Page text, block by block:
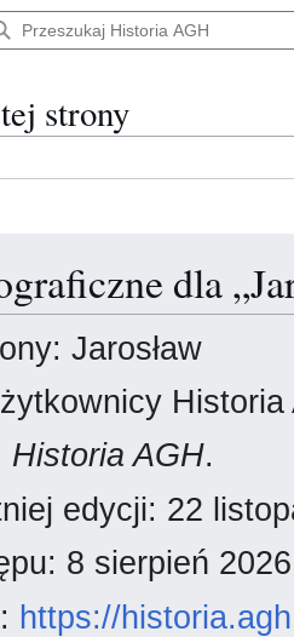
strony
dla
Jarosław
Historia
Historia AGH.
edycji: 22
8 sierpień
https://